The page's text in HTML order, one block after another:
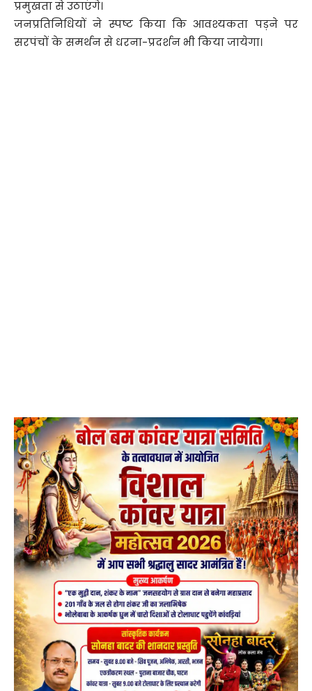
प्रमुखता से उठाएंगे।
जनप्रतिनिधियों ने स्पष्ट किया कि आवश्यकता पड़ने पर
सरपंचों के समर्थन से धरना-प्रदर्शन भी किया जायेगा।